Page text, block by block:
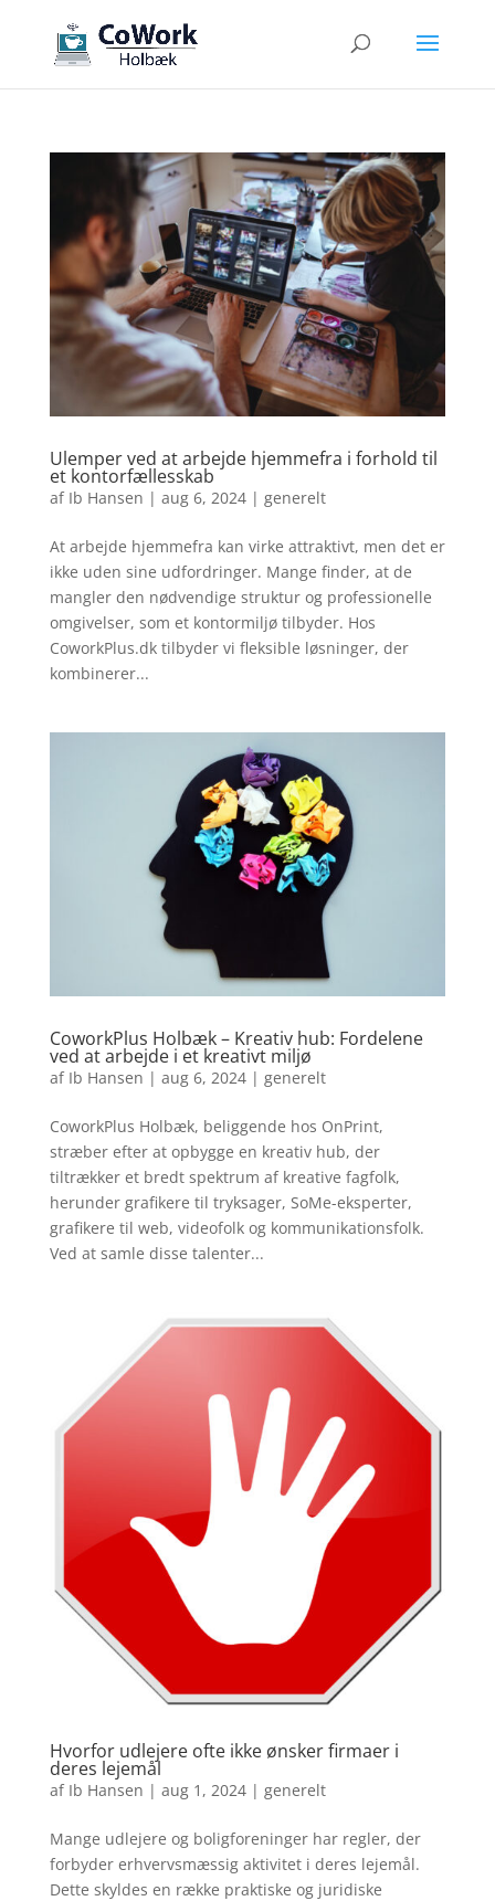
Ulemper ved at arbejde hjemmefra i forhold til
et kontorfællesskab
af Ib Hansen | aug 6, 2024| generelt
At arbejde hjemmefra kan virke attraktivt, men det er
ikke uden sine udfordringer. Mange finder, at de
mangler den nødvendige struktur og professionelle
omgivelser, som et kontormiljø tilbyder. Hos
CoworkPlus.dk tilbyder vi fleksible løsninger, der
kombinerer...
CoworkPlus Holbæk – Kreativ hub: Fordelene
ved at arbejde i et kreativt miljø
af Ib Hansen | aug 6, 2024| generelt
CoworkPlus Holbæk, beliggende hos OnPrint,
stræber efter at opbygge en kreativ hub, der
tiltrækker et bredt spektrum af kreative fagfolk,
herunder grafikere til tryksager, SoMe-eksperter,
grafikere til web, videofolk og kommunikationsfolk.
Ved at samle disse talenter...
Hvorfor udlejere ofte ikke ønsker firmaer i
deres lejemål
af Ib Hansen | aug 1, 2024| generelt
Mange udlejere og boligforeninger har regler, der
forbyder erhvervsmæssig aktivitet i deres lejemål.
Dette skyldes en række praktiske og juridiske